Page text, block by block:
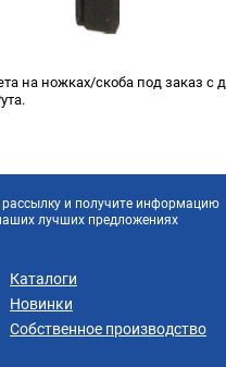
на ножках/скоба под заказ с
рассылку и получите информацию
лучших предложениях
Каталоги
Новинки
Собственное производство